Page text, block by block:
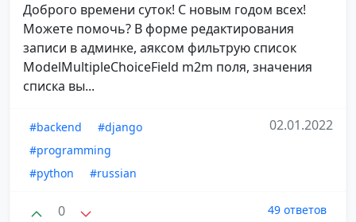
Доброго времени суток! С новым годом всех!
Можете помочь? В форме редактирования
записи в админке, аяксом фильтрую список
ModelMultipleChoiceField m2m поля, значения
списка вы...
#backend
#django
#programming
#python
#russian
02.01.2022
0 49 ответов